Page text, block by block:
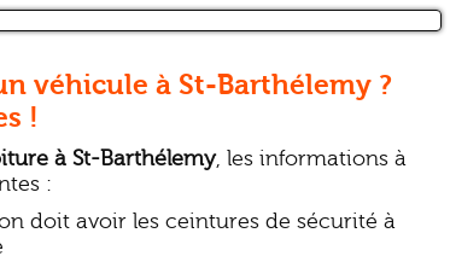
véhicule à St-Barthélemy ?
!
à St-Barthélemy, les informations à
:
doit avoir les ceintures de sécurité à